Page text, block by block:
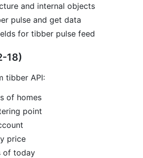
and internal objects
pulse and get data
for tibber pulse feed
18)
tibber API:
of homes
point
price
of today